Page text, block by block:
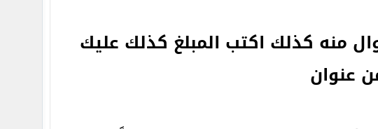
منه كذلك اكتب المبلغ كذلك عليك
عنوان